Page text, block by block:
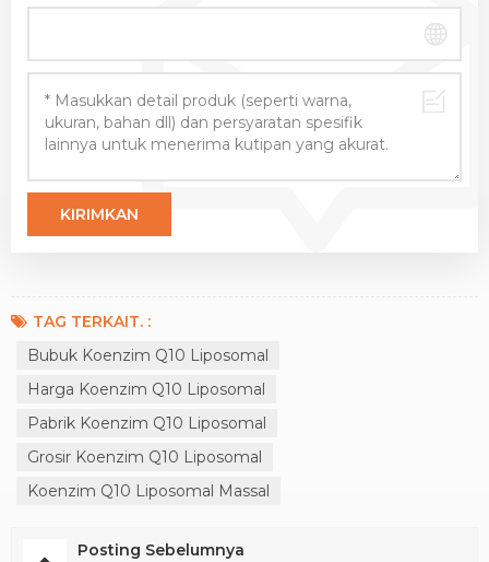
TAG TERKAIT. :
Bubuk Koenzim Q10 Liposomal
Harga Koenzim Q10 Liposomal
Pabrik Koenzim Q10 Liposomal
Grosir Koenzim Q10 Liposomal
Koenzim Q10 Liposomal Massal
Posting Sebelumnya